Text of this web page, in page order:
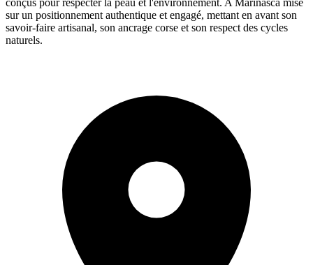
sur un positionnement authentique et engagé, mettant en avant son
savoir-faire artisanal, son ancrage corse et son respect des cycles
naturels.